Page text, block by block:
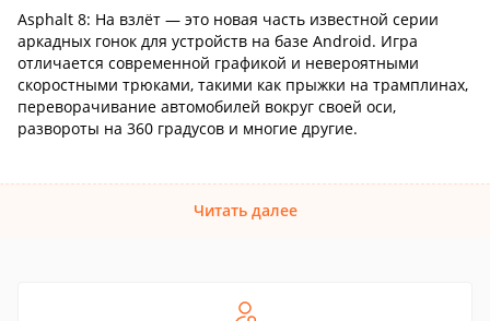
Asphalt 8: На взлёт — это новая часть известной серии
аркадных гонок для устройств на базе Android. Игра
отличается современной графикой и невероятными
скоростными трюками, такими как прыжки на трамплинах,
переворачивание автомобилей вокруг своей оси,
развороты на 360 градусов и многие другие.
Читать далее